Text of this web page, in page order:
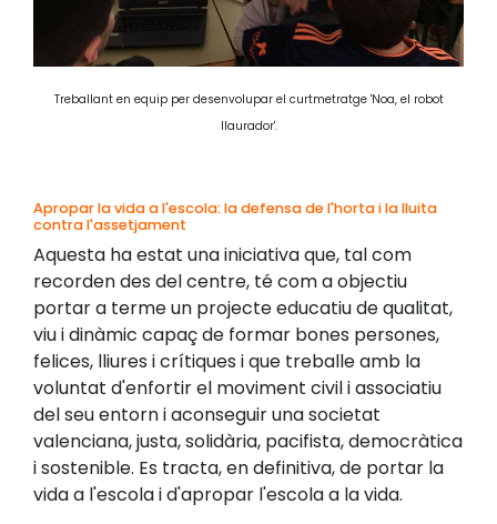
Treballant en equip per desenvolupar el curtmetratge 'Noa, el robot
llaurador'.
Apropar la vida a l'escola: la defensa de l'horta i la lluita
contra l'assetjament
Aquesta ha estat una iniciativa que, tal com
recorden des del centre, té com a objectiu
portar a terme un projecte educatiu de qualitat,
viu i dinàmic capaç de formar bones persones,
felices, lliures i crítiques i que treballe amb la
voluntat d'enfortir el moviment civil i associatiu
del seu entorn i aconseguir una societat
valenciana, justa, solidària, pacifista, democràtica
i sostenible. Es tracta, en definitiva, de portar la
vida a l'escola i d'apropar l'escola a la vida.